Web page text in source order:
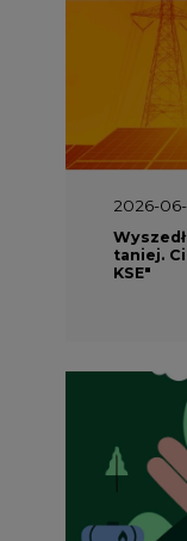
2026-
taniej.
KSE"